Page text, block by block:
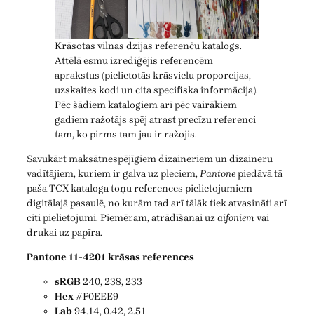
Krāsotas vilnas dzijas referenču katalogs.
Attēlā esmu izrediģējis referencēm
aprakstus (pielietotās krāsvielu proporcijas,
uzskaites kodi un cita specifiska informācija).
Pēc šādiem katalogiem arī pēc vairākiem
gadiem ražotājs spēj atrast precīzu referenci
tam, ko pirms tam jau ir ražojis.
Savukārt maksātnespējīgiem dizaineriem un dizaineru
vadītājiem, kuriem ir galva uz pleciem,Pantonepiedāvā tā
paša TCX kataloga toņu references pielietojumiem
digitālajā pasaulē, no kurām tad arī tālāk tiek atvasināti arī
citi pielietojumi. Piemēram, atrādīšanai uzaifoniemvai
drukai uz papīra.
Pantone 11-4201 krāsas references
sRGB240, 238, 233
Hex#F0EEE9
Lab94.14, 0.42, 2.51